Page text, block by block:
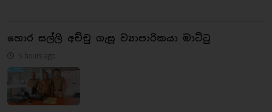
හොර සල්ලි අච්චු ගැසූ ව්‍යාපාරිකයා මාට්ටු
5 hours ago